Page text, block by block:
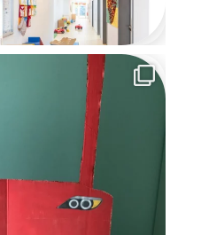
Kindern, im
Die
alle eine
Zeit
an
lange